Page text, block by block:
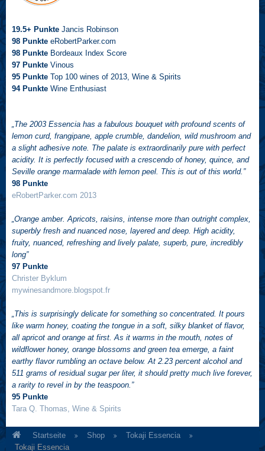
19.5+ Punkte Jancis Robinson
98 Punkte eRobertParker.com
98 Punkte Bordeaux Index Score
97 Punkte Vinous
95 Punkte Top 100 wines of 2013, Wine & Spirits
94 Punkte Wine Enthusiast
„The 2003 Essencia has a fabulous bouquet with profound scents of
lemon curd, frangipane, apple crumble, dandelion, wild mushroom and
a slight adhesive note. The palate is extraordinarily pure with perfect
acidity. It is perfectly focused with a crescendo of honey, quince, and
Seville orange marmalade with lemon peel. This is out of this world.”
98 Punkte
eRobertParker.com 2013
„Orange amber. Apricots, raisins, intense more than outright complex,
superbly fresh and nuanced nose, layered and deep. High acidity,
fruity, nuanced, refreshing and lively palate, superb, pure, incredibly
long”
97 Punkte
Christer Byklum
mywinesandmore.blogspot.fr
„This is surprisingly delicate for something so concentrated. It pours
like warm honey, coating the tongue in a soft, silky blanket of flavor,
all apricot and orange at first. As it warms in the mouth, notes of
wildflower honey, orange blossoms and green tea emerge, a faint
earthy flavor rumbling an octave below. At 2.23 percent alcohol and
511 grams of residual sugar per liter, it should pretty much live forever,
a rarity to revel in by the teaspoon.”
95 Punkte
Tara Q. Thomas, Wine & Spirits
Startseite Shop
Tokaji Essencia
Tokaji Essencia